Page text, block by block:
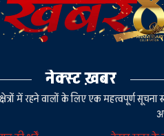
नेक्स्ट ख़बर
में रहने वालों के लिए एक महत्वपूर्ण सूचना